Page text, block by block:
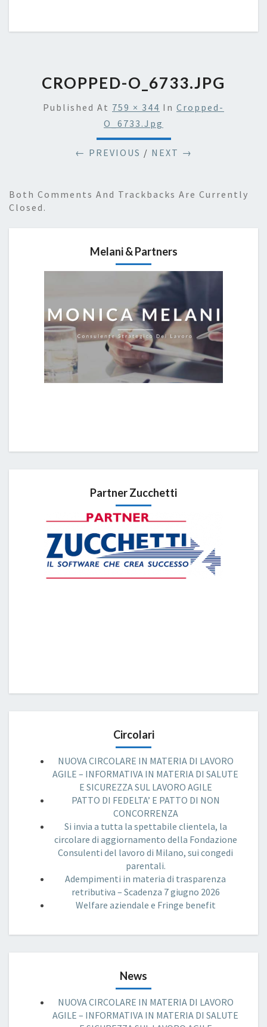
CROPPED-O_6733.JPG
Published At 759 × 344 In Cropped-
O_6733.jpg
← PREVIOUS / NEXT →
Both Comments And Trackbacks Are Currently
Closed.
Melani & Partners
Partner Zucchetti
Circolari
NUOVA CIRCOLARE IN MATERIA DI LAVORO
AGILE – INFORMATIVA IN MATERIA DI SALUTE
E SICUREZZA SUL LAVORO AGILE
PATTO DI FEDELTA’ E PATTO DI NON
CONCORRENZA
Si invia a tutta la spettabile clientela, la
circolare di aggiornamento della Fondazione
Consulenti del lavoro di Milano, sui congedi
parentali.
Adempimenti in materia di trasparenza
retributiva – Scadenza 7 giugno 2026
Welfare aziendale e Fringe benefit
News
NUOVA CIRCOLARE IN MATERIA DI LAVORO
AGILE – INFORMATIVA IN MATERIA DI SALUTE